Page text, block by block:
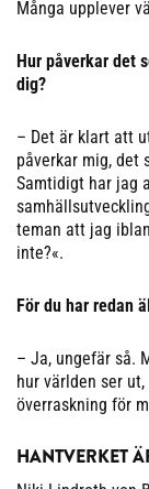
Många upplever
Hur påverkar det
dig?
– Det är klart att
påverkar mig, det
Samtidigt har jag
teman att jag
inte?«.
För du har redan
– Ja, ungefär så.
hur världen ser
överraskning för
HANTVERKET